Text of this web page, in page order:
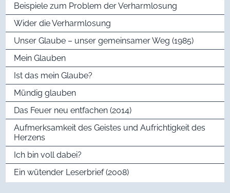
Beispiele zum Problem der Verharmlosung
Wider die Verharmlosung
Unser Glaube – unser gemeinsamer Weg (1985)
Mein Glauben
Ist das mein Glaube?
Mündig glauben
Das Feuer neu entfachen (2014)
Aufmerksamkeit des Geistes und Aufrichtigkeit des
Herzens
Ich bin voll dabei?
Ein wütender Leserbrief (2008)